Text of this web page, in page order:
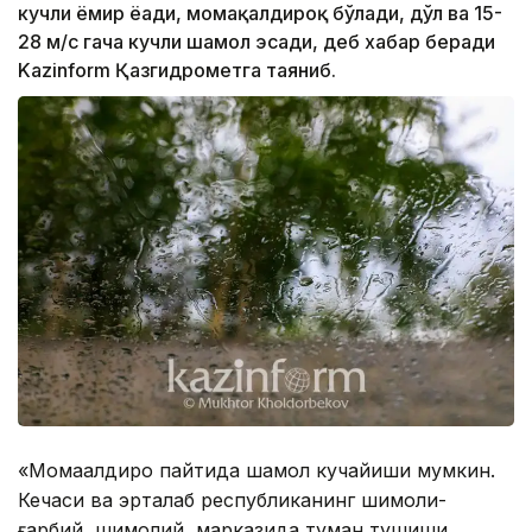
кучли ёмғир ёғади, момақалдироқ бўлади, дўл ва 15-
28 м/с гача кучли шамол эсади, деб хабар беради
Kazinform Қазгидрометга таяниб.
«Момақалдироқ пайтида шамол кучайиши мумкин.
Кечаси ва эрталаб республиканинг шимоли-